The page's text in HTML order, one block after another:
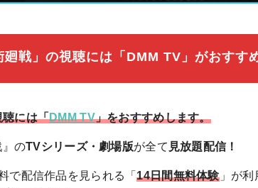
廻戦」の視聴には「DMM TV」がおすす
聴には「DMM TV」をおすすめします。
』のTVシリーズ・劇場版が全て 見放題配信！
で配信作品を見られる「14日間無料体験」が利